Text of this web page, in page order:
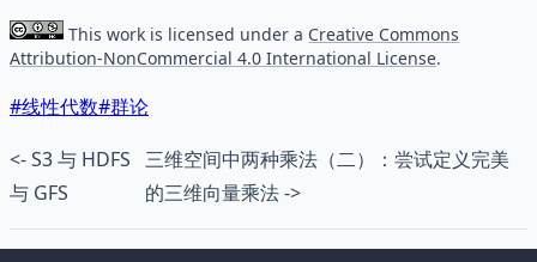
This work is licensed under a Creative Commons
Attribution-NonCommercial 4.0 International License.
#线性代数#群论
<- S3 与 HDFS
与 GFS
三维空间中两种乘法（二）：尝试定义完美
的三维向量乘法 ->